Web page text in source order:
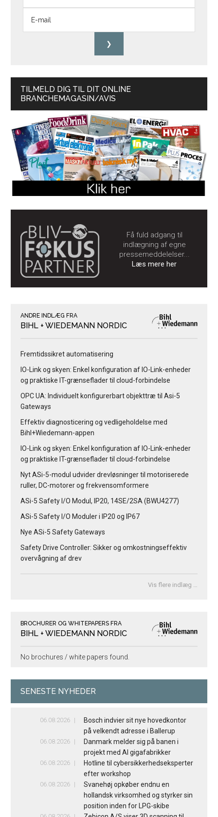
TILMELD DIG TIL DIT ONLINE
BRANCHEMAGASIN/AVIS
Få fuld adgang til
indlægning af egne
pressemeddelelser...
Læs mere her
ANDRE INDLÆG FRA
BIHL + WIEDEMANN NORDIC
Fremtidssikret automatisering
IO-Link og skyen: Enkel konfiguration af IO-Link-enheder
og praktiske IT-grænseflader til cloud-forbindelse
OPC UA: Individuelt konfigurerbart objekttræ til Asi-5
Gateways
Effektiv diagnosticering og vedligeholdelse med
Bihl+Wiedemann-appen
IO-Link og skyen: Enkel konfiguration af IO-Link-enheder
og praktiske IT-grænseflader til cloud-forbindelse
Nyt ASi-5-modul udvider drevløsninger til motoriserede
ruller, DC-motorer og frekvensomformere
ASi-5 Safety I/O Modul, IP20, 14SE/2SA (BWU4277)
ASi-5 Safety I/O Moduler i IP20 og IP67
Nye ASi-5 Safety Gateways
Safety Drive Controller: Sikker og omkostningseffektiv
overvågning af drev
Vis flere indlæg …
BROCHURER OG WHITEPAPERS FRA
BIHL + WIEDEMANN NORDIC
No brochures / white papers found.
SENESTE NYHEDER
06.08.2026
Bosch indvier sit nye hovedkontor
på velkendt adresse i Ballerup
06.08.2026
Danmark melder sig på banen i
projekt med AI gigafabrikker
06.08.2026
Hotline til cybersikkerhedseksperter
efter workshop
06.08.2026
Svanehøj opkøber endnu en
hollandsk virksomhed og styrker sin
position inden for LPG-skibe